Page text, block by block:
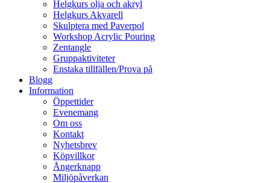
Helgkurs olja och akryl
Helgkurs Akvarell
Skulptera med Paverpol
Workshop Acrylic Pouring
Zentangle
Gruppaktiviteter
Enstaka tillfällen/Prova på
Blogg
Information
Öppettider
Evenemang
Om oss
Kontakt
Nyhetsbrev
Köpvillkor
Ångerknapp
Miljöpåverkan